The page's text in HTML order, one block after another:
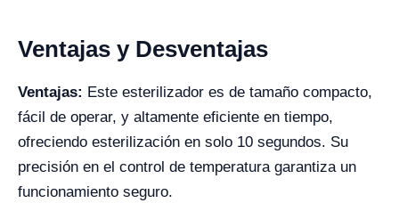
Ventajas y Desventajas
Ventajas: Este esterilizador es de tamaño compacto,
fácil de operar, y altamente eficiente en tiempo,
ofreciendo esterilización en solo 10 segundos. Su
precisión en el control de temperatura garantiza un
funcionamiento seguro.